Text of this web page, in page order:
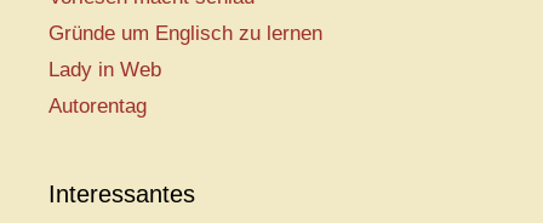
Gründe um Englisch zu lernen
Lady in Web
Autorentag
Interessantes